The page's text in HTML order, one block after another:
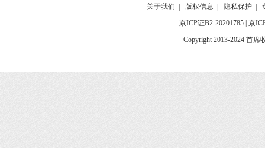
关于我们 版权信息 隐私保护
京ICP证B2-20201785 京
Copyright 2013-2024 首席